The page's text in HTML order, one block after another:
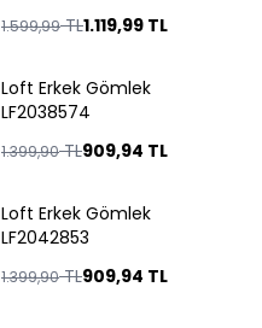
1.599,99TL1.119,99 TL
% 35
Loft Erkek Gömlek
LF2038574
1.399,90TL909,94 TL
% 35
Loft Erkek Gömlek
LF2042853
1.399,90TL909,94 TL